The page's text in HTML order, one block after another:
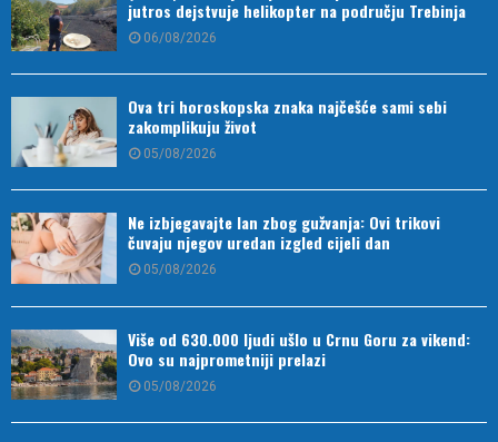
jutros dejstvuje helikopter na području Trebinja
06/08/2026
Ova tri horoskopska znaka najčešće sami sebi
zakomplikuju život
05/08/2026
Ne izbjegavajte lan zbog gužvanja: Ovi trikovi
čuvaju njegov uredan izgled cijeli dan
05/08/2026
Više od 630.000 ljudi ušlo u Crnu Goru za vikend:
Ovo su najprometniji prelazi
05/08/2026